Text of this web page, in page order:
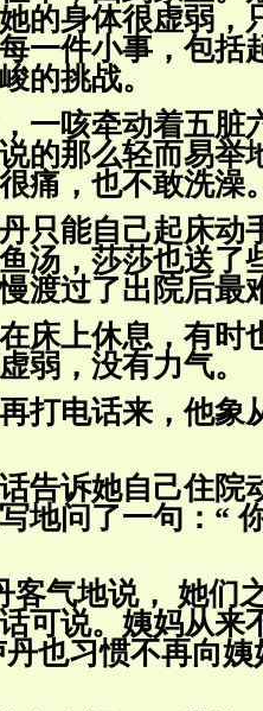
的身体很虚弱，
一件小事，包括
峻的挑战。
一咳牵动着五脏
的那么轻而易举
痛，也不敢洗澡
只能自己起床动
汤，莎莎也送了
渡过了出院后最
床上休息，有时
弱，没有力气。
打电话来，他象
告诉她自己住院
地问了一句： “
客气地说， 她们
可说。姨妈从来
也习惯不再向